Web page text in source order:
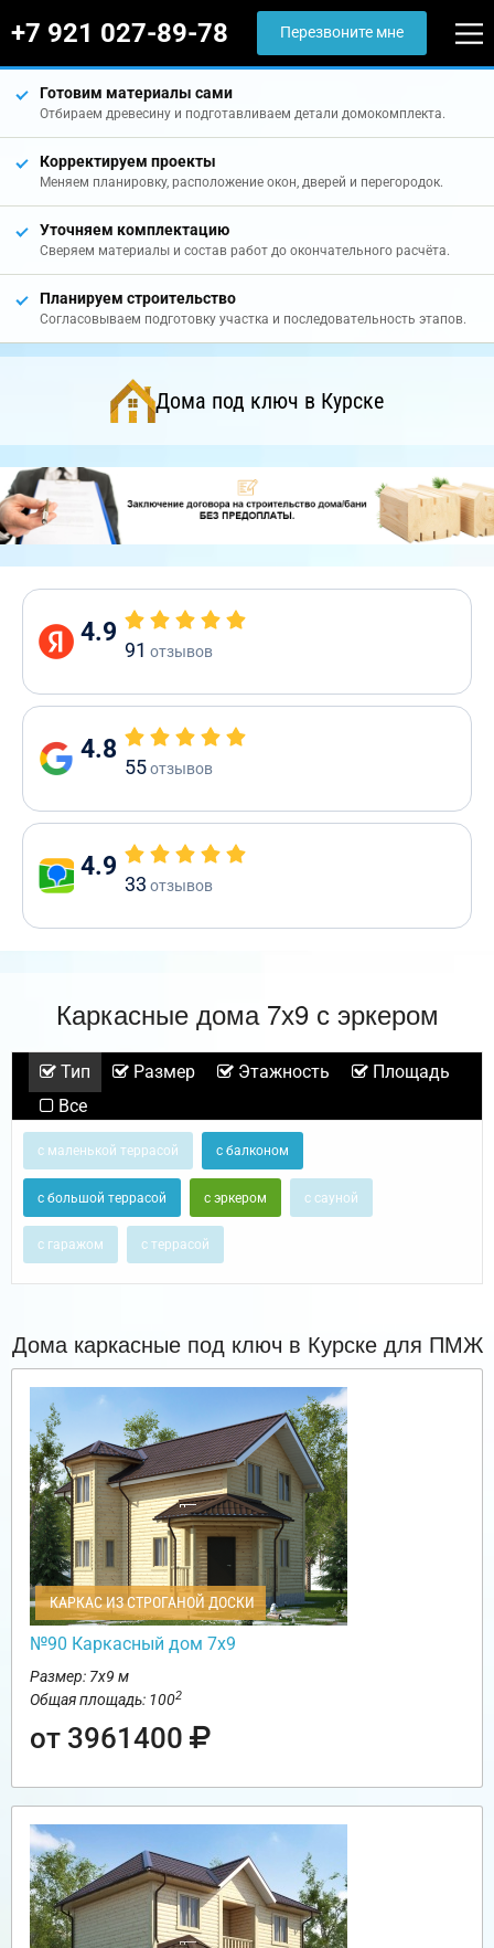
+7 921 027-89-78 Перезвоните мне
Готовим материалы сами
Отбираем древесину и подготавливаем детали домокомплекта.
Корректируем проекты
Меняем планировку, расположение окон, дверей и перегородок.
Уточняем комплектацию
Сверяем материалы и состав работ до окончательного расчёта.
Планируем строительство
Согласовываем подготовку участка и последовательность этапов.
Дома под ключ в Курске
4.9
91 отзывов
4.8
55отзывов
4.9
33 отзывов
Каркасные дома 7х9 с эркером
Тип Размер Этажность
Площадь
Все
с маленькой террасой с балконом
с большой террасой с эркером с сауной
с гаражом с террасой
Дома каркасные под ключ в Курске для ПМЖ
КАРКАС ИЗ СТРОГАНОЙ ДОСКИ
№90 Каркасный дом 7х9
Размер: 7х9 м
Общая площадь: 1002
от 3961400